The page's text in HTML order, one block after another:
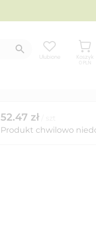
Ulubione
Koszyk
0 PLN
52.47 zł
Produkt chwilowo